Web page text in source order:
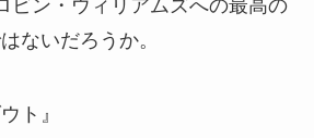
ビン・ウィリアムズへの最高の
ないだろうか。
ト』